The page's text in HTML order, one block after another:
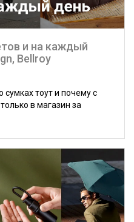
и на каждый
Bellroy
тоут и почему с
в магазин за